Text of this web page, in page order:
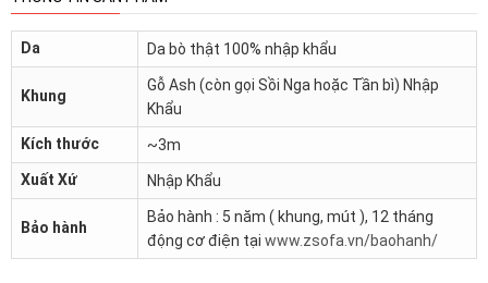
Da Da bò thật 100% nhập khẩu
Khung
Gỗ Ash (còn gọi Sồi Nga hoặc Tần bì) Nhập
Khẩu
Kích thước
~3m
Xuất Xứ
Nhập Khẩu
Bảo hành
Bảo hành : 5 năm ( khung, mút ), 12 tháng
động cơ điện tại www.zsofa.vn/baohanh/